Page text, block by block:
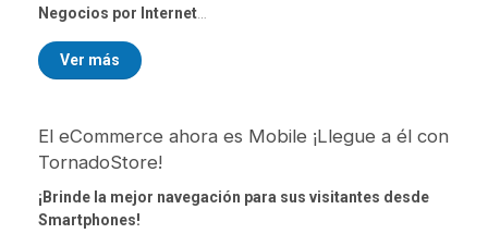
Negocios por Internet
Ver más
El eCommerce ahora es Mobile ¡Llegue a él con
TornadoStore!
¡Brinde la mejor navegación para sus visitantes desde
Smartphones!